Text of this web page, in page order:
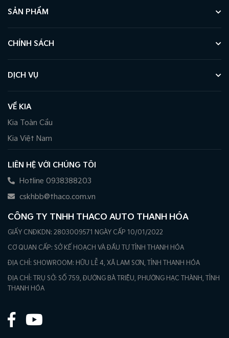
SẢN PHẨM
CHÍNH SÁCH
DỊCH VỤ
VỀ KIA
Kia Toàn Cầu
Kia Việt Nam
LIÊN HỆ VỚI CHÚNG TÔI
Hotline 0938388203
cskhbb@thaco.com.vn
CÔNG TY TNHH THACO AUTO THANH HÓA
GIẤY CNĐKDN: 2803009571 NGÀY CẤP 10/01/2022
CƠ QUAN CẤP: SỞ KẾ HOẠCH VÀ ĐẦU TƯ TỈNH THANH HÓA
ĐỊA CHỈ: SHOWROOM: HỮU LỄ 4, XÃ LAM SƠN, TỈNH THANH HÓA
ĐỊA CHỈ: TRỤ SỞ: SỐ 759, ĐƯỜNG BÀ TRIỆU, PHƯỜNG HẠC THÀNH, TỈNH
THANH HÓA